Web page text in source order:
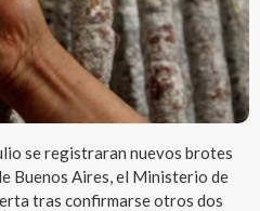
se registraran nuevos brotes
Buenos Aires, el Ministerio de
tras confirmarse otros dos